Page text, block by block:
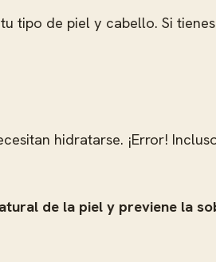
tipo de piel y cabello. Si
hidratarse. ¡Error!
de la piel y previene la